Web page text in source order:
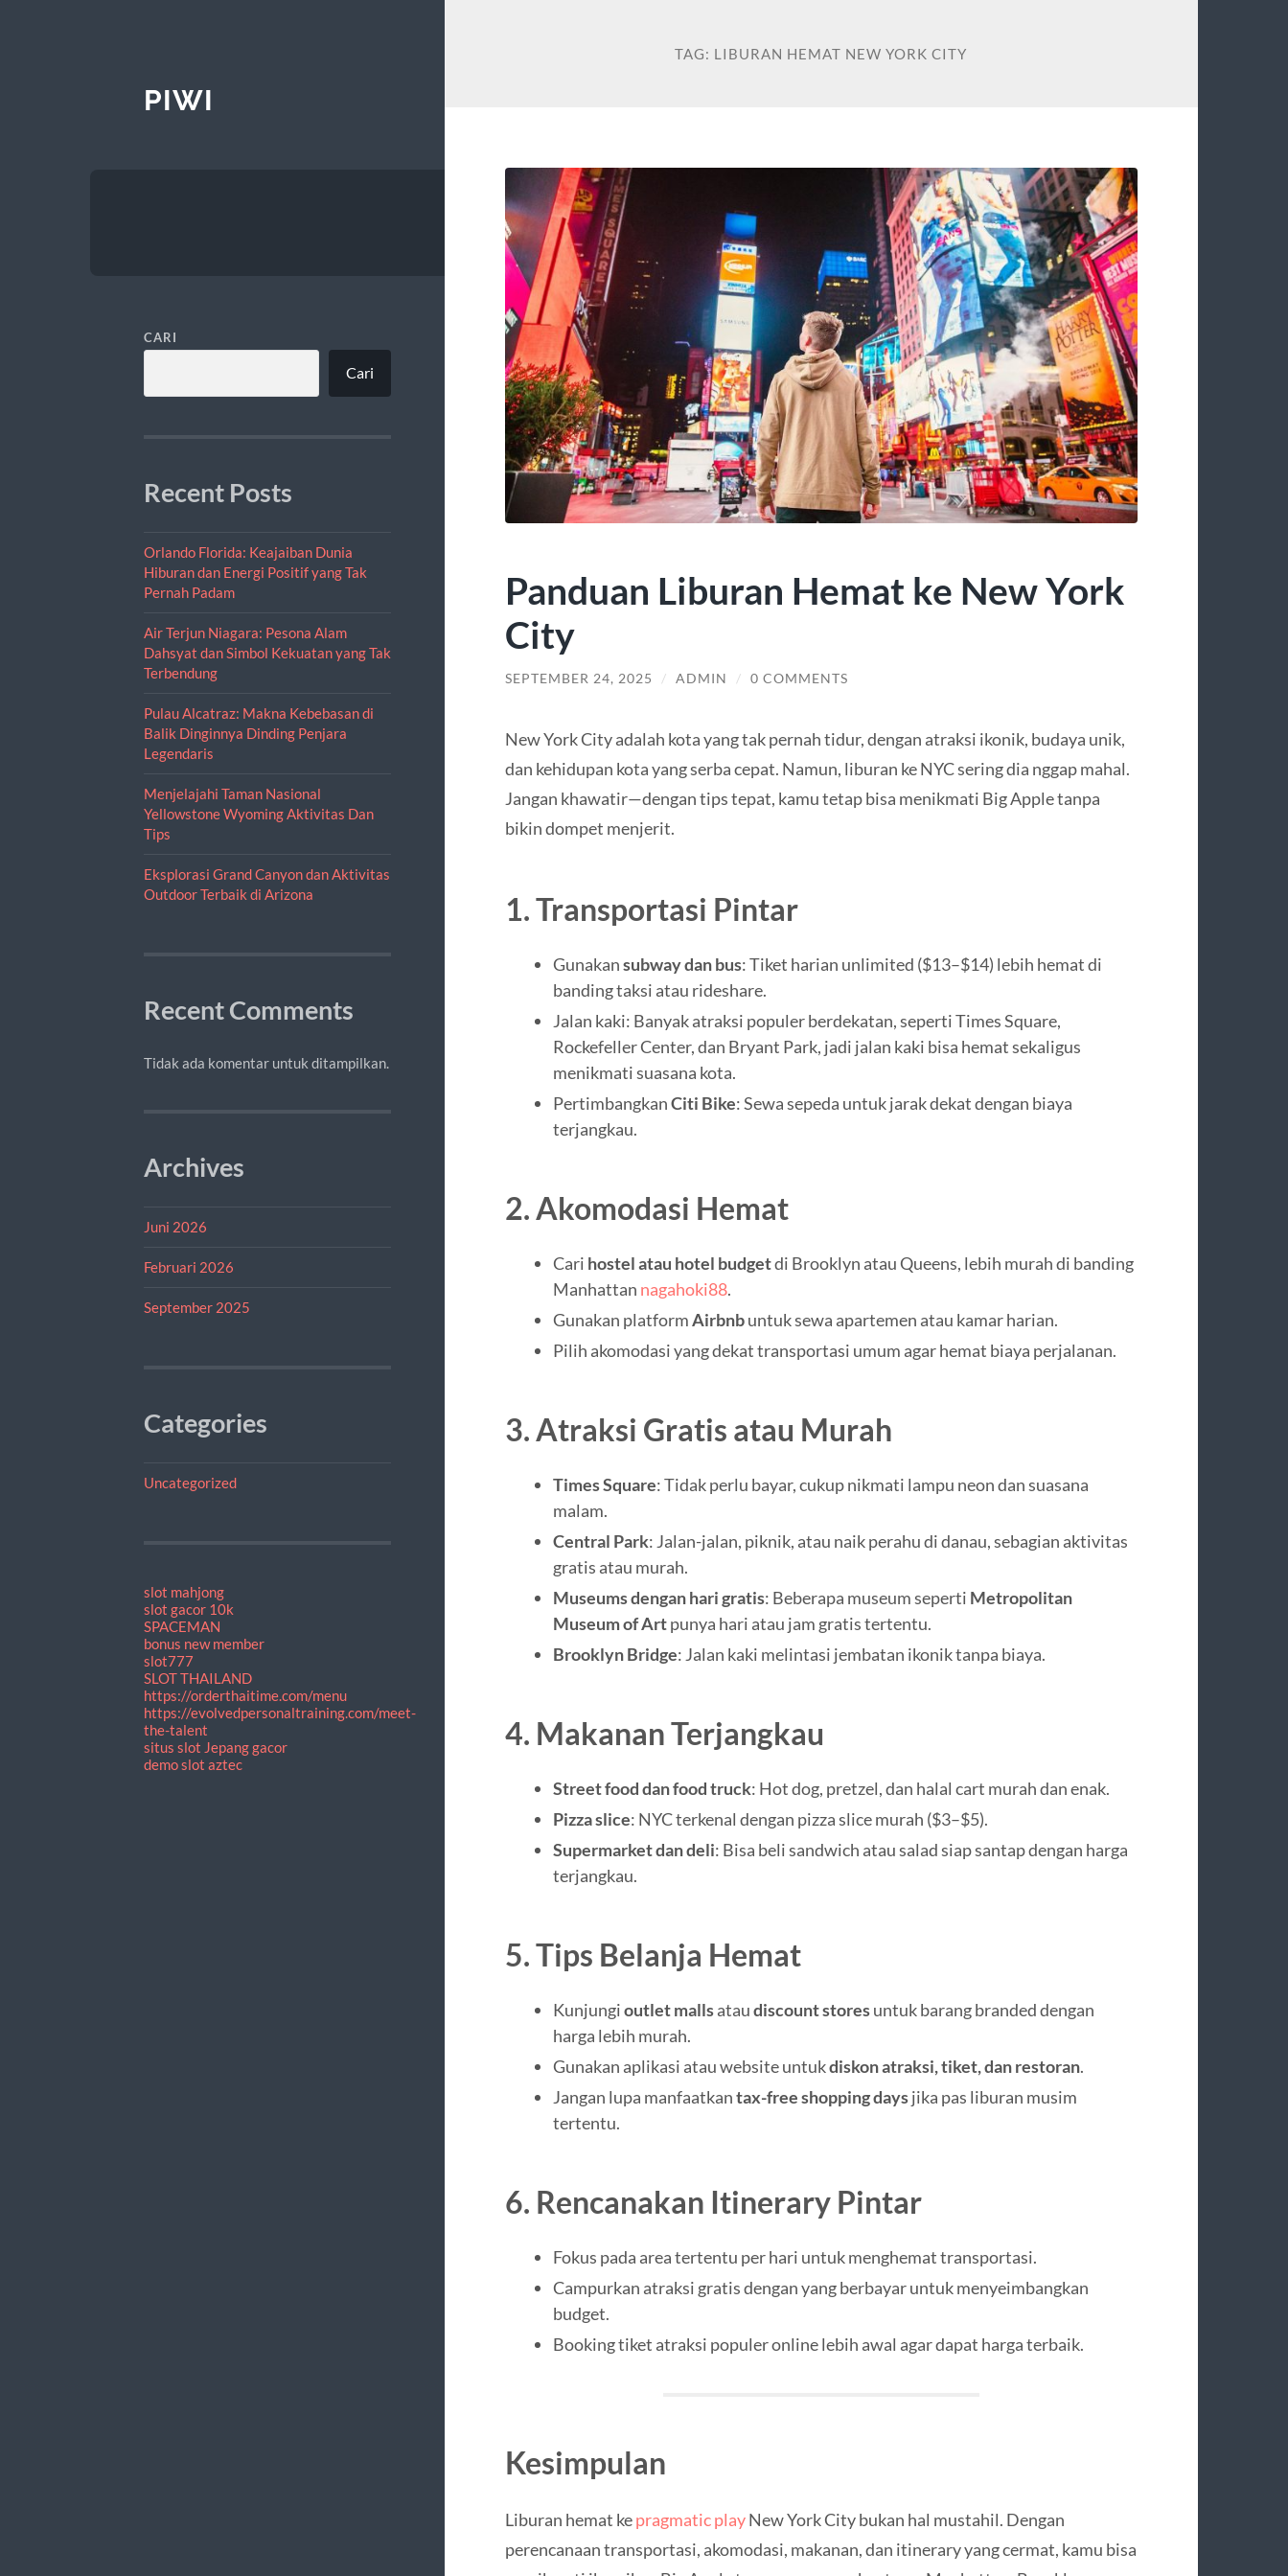
PIWI
CARI
Cari
Recent Posts
Orlando Florida: Keajaiban Dunia
Hiburan dan Energi Positif yang Tak
Pernah Padam
Air Terjun Niagara: Pesona Alam
Dahsyat dan Simbol Kekuatan yang Tak
Terbendung
Pulau Alcatraz: Makna Kebebasan di
Balik Dinginnya Dinding Penjara
Legendaris
Menjelajahi Taman Nasional
Yellowstone Wyoming Aktivitas Dan
Tips
Eksplorasi Grand Canyon dan Aktivitas
Outdoor Terbaik di Arizona
Recent Comments
Tidak ada komentar untuk ditampilkan.
Archives
Juni 2026
Februari 2026
September 2025
Categories
Uncategorized
slot mahjong
slot gacor 10k
SPACEMAN
bonus new member
slot777
SLOT THAILAND
https://orderthaitime.com/menu
https://evolvedpersonaltraining.com/meet-
the-talent
situs slot Jepang gacor
demo slot aztec
TAG: LIBURAN HEMAT NEW YORK CITY
Panduan Liburan Hemat ke New York
City
SEPTEMBER 24, 2025 / ADMIN / 0 COMMENTS
New York City adalah kota yang tak pernah tidur, dengan atraksi ikonik, budaya unik,
dan kehidupan kota yang serba cepat. Namun, liburan ke NYC sering dia nggap mahal.
Jangan khawatir—dengan tips tepat, kamu tetap bisa menikmati Big Apple tanpa
bikin dompet menjerit.
1.Transportasi Pintar
Gunakansubway dan bus: Tiket harian unlimited ($13–$14) lebih hemat di
banding taksi atau rideshare.
Jalan kaki: Banyak atraksi populer berdekatan, seperti Times Square,
Rockefeller Center, dan Bryant Park, jadi jalan kaki bisa hemat sekaligus
menikmati suasana kota.
PertimbangkanCiti Bike: Sewa sepeda untuk jarak dekat dengan biaya
terjangkau.
2.Akomodasi Hemat
Cari hostel atau hotel budgetdi Brooklyn atau Queens, lebih murah di banding
Manhattan nagahoki88.
Gunakan platformAirbnbuntuk sewa apartemen atau kamar harian.
Pilih akomodasi yang dekat transportasi umum agar hemat biaya perjalanan.
3.Atraksi Gratis atau Murah
Times Square: Tidak perlu bayar, cukup nikmati lampu neon dan suasana
malam.
Central Park: Jalan-jalan, piknik, atau naik perahu di danau, sebagian aktivitas
gratis atau murah.
Museums dengan hari gratis: Beberapa museum seperti Metropolitan
Museum of Artpunya hari atau jam gratis tertentu.
Brooklyn Bridge: Jalan kaki melintasi jembatan ikonik tanpa biaya.
4. Makanan Terjangkau
Street food dan food truck: Hot dog, pretzel, dan halal cart murah dan enak.
Pizza slice: NYC terkenal dengan pizza slice murah ($3–$5).
Supermarket dan deli: Bisa beli sandwich atau salad siap santap dengan harga
terjangkau.
5.Tips Belanja Hemat
Kunjungioutlet mallsataudiscount storesuntuk barang branded dengan
harga lebih murah.
Gunakan aplikasi atau website untukdiskon atraksi, tiket, dan restoran.
Jangan lupa manfaatkantax-free shopping daysjika pas liburan musim
tertentu.
6. Rencanakan Itinerary Pintar
Fokus pada area tertentu per hari untuk menghemat transportasi.
Campurkan atraksi gratis dengan yang berbayar untuk menyeimbangkan
budget.
Booking tiket atraksi populer online lebih awal agar dapat harga terbaik.
Kesimpulan
Liburan hemat kepragmatic playNew York City bukan hal mustahil. Dengan
perencanaan transportasi, akomodasi, makanan, dan itinerary yang cermat, kamu bisa